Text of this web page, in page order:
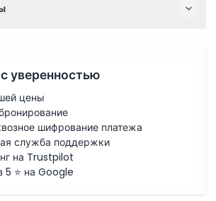
уверенностью
цены
шифрование платежа
служба поддержки
на Trustpilot
5 ⭐ на Google